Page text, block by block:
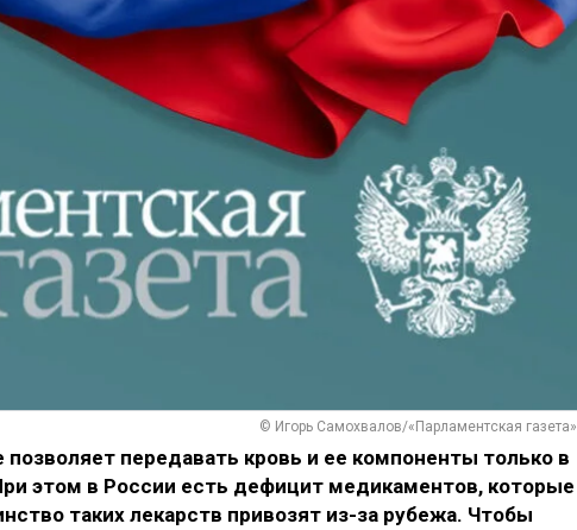
© Игорь Самохвалов/«Парламентская газета»
передавать кровь и ее компоненты только в
этом в России есть дефицит медикаментов, которые
таких лекарств привозят из-за рубежа. Чтобы